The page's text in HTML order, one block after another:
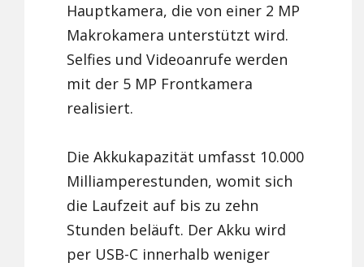
Hauptkamera, die von einer 2 MP
Makrokamera unterstützt wird.
Selfies und Videoanrufe werden
mit der 5 MP Frontkamera
realisiert.
Die Akkukapazität umfasst 10.000
Milliamperestunden, womit sich
die Laufzeit auf bis zu zehn
Stunden beläuft. Der Akku wird
per USB-C innerhalb weniger